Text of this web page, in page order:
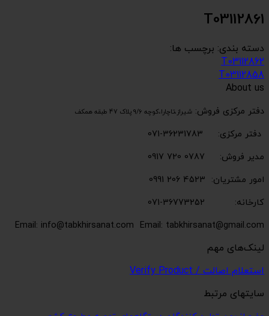
T03112861
دسته بندی: برچسب ها:
T03112862
T03112858
About us
دفتر مرکزی فروش: شیراز،تاچارا،کوچه 9/6 پلاک 47 طبقه همکف
دفتر مرکزی: 36231783-071
مدیر فروش: 0787 720 0917
امور مشتریان: 4523 206 0991
کارخانه: 36773252-071
Email: info@tabkhirsanat.com Email: tabkhirsanat@gmail.com
لینک‌های مهم
استعلام اصالت / Verify Product
سایتهای مرتبط